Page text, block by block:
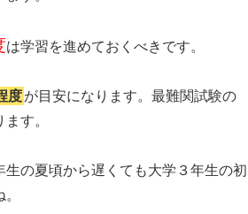
は学習を進めておくべきです。
度が目安になります。最難関試験の
す。
の夏頃から遅くても大学３年生の初